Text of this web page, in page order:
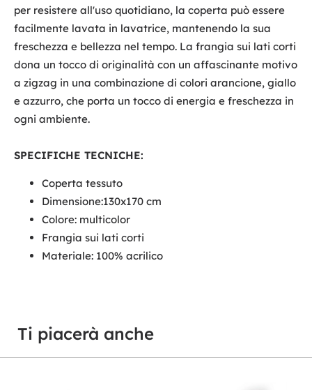
per resistere all'uso quotidiano, la coperta può essere
facilmente lavata in lavatrice, mantenendo la sua
freschezza e bellezza nel tempo. La frangia sui lati corti
dona un tocco di originalità con un affascinante motivo
a zigzag in una combinazione di colori arancione, giallo
e azzurro, che porta un tocco di energia e freschezza in
ogni ambiente.
SPECIFICHE TECNICHE:
Coperta tessuto
Dimensione:130x170 cm
Colore: multicolor
Frangia sui lati corti
Materiale: 100% acrilico
Ti piacerà anche